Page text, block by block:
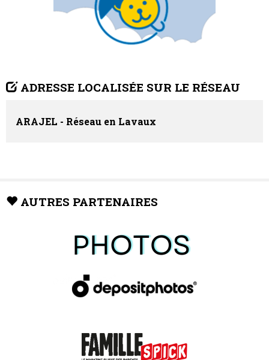
ADRESSE LOCALISÉE SUR LE RÉSEAU
ARAJEL - Réseau en Lavaux
AUTRES PARTENAIRES